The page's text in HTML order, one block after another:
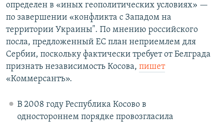
определен в «иных геополитических условиях» —
по завершении «конфликта с Западом на
территории Украины". По мнению российского
посла, предложенный ЕС план неприемлем для
Сербии, поскольку фактически требует от Белграда
признать независимость Косова, пишет
«Коммерсантъ».
В 2008 году Республика Косово в
одностороннем порядке провозгласила